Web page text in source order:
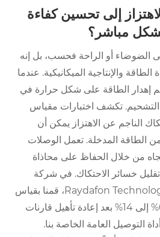
إلى تحسين كفاءة
مباشر؟
الضوضاء أو الراحة فحسب، بل إنه
والإنتاجية الميكانيكية. عندما
إهدار الطاقة على شكل حرارة في
التشحيم. تكشف اختبارات مقياس
الناجم عن الاهتزاز يمكن أن
ما يصل إلى 11% من الطاقة المدخلة. تعمل الوصلات
من خلال الحفاظ على محاذاة
تقليل خسائر الاحتكاك. في شركة
Raydafon Technology Group Co.,Limited، قمنا بقياس
تحسينات الكفاءة بنسبة 6% إلى 14% بعد إعادة تأهيل قارنات
التوصيل العامة الخاصة بنا.